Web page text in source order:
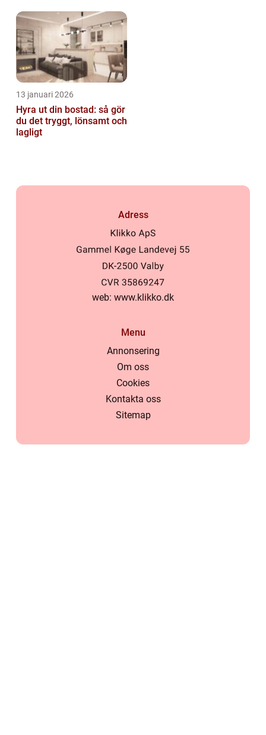
13 januari 2026
Hyra ut din bostad: så gör
du det tryggt, lönsamt och
lagligt
Adress
web: www.klikko.dk
Menu
Annonsering
Om oss
Cookies
Kontakta oss
Sitemap